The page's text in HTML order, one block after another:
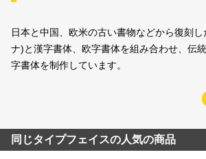
日本と中国、欧米の古い書物などから復刻
ナ)と漢字書体、欧字書体を組み合わせ、伝
字書体を制作しています。
同じタイプフェイスの人気の商品